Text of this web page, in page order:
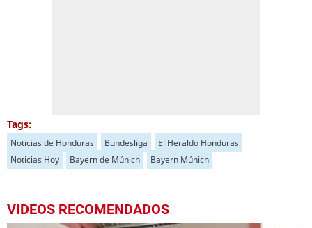
Tags:
Noticias de Honduras Bundesliga
El Heraldo Honduras
Noticias Hoy
Bayern de Múnich Bayern Múnich
VIDEOS RECOMENDADOS